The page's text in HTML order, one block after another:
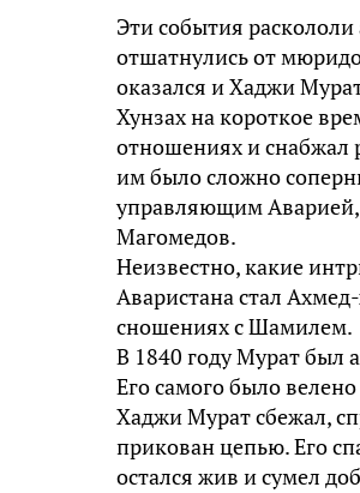
Эти события
отшатнулись от
оказался и Хаджи
Хунзaх на короткое
отношениях и
им было сложно
управляющим Аварией,
Магомедов.
Неизвестно, какие
Аваристана стал
сношениях с Шамилем.
В 1840 году Мурaт был
Его самого было
Хаджи Мурaт сбежал,
прикован цепью. Его
остался жив и сумел